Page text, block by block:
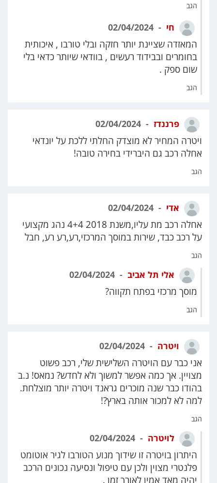
הגב
חי
המאזדה שציינת יותר חזקה ובלי טורבו , איכותית
בחומרים ובבידוד רעשים , בוודאי שיותר כדאי בלי
שום ספק .
הגב
פרננדז
ויטרה המחיר לא מוצדק החלתי ללכת על יונדאי
אחלה רכב גם היברידי בחירה טובה!
הגב
אדי
אחלה רכב מת עליו,משנת 2018 4+4 נהג מקצועי
על רכב כבד, שירות במוסך המרכזי,רע,רע רע, חבל
הגב
אלי תל אביב
מוסך מרכזי בפתח תקווה?
הגב
ויטרה
אני כבר עם הויטרה השלישית שלי, רכב פשוט
מצויין. אך כמה אפשר למשוך ולא לחדש? נמאס! נ.ב
בהודו כבר שנה מוכרים גראנד ויטרה יותר מוצלחת.
למה לא למכור אותה בארץ?!
הגב
לויטרה
היתרון בויטרה זו שידוך מנוע הטורבו לגיר אוטומט
פלנטרי מצוין ולכן עם טיפול ונסיעה נכונים הרכב
יהיה מאד אמין לאורך זמן .